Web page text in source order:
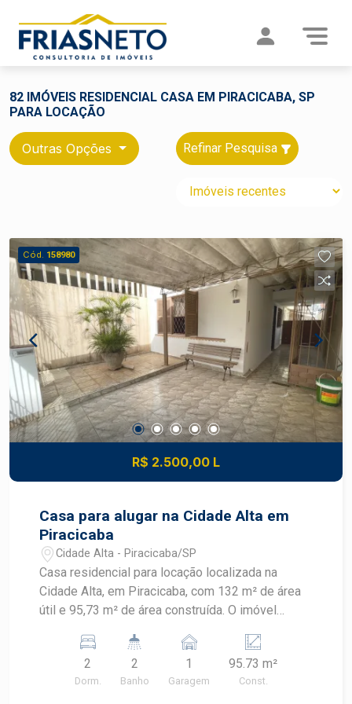
82 IMÓVEIS RESIDENCIAL CASA EM PIRACICABA, SP
PARA LOCAÇÃO
Outras Opções Refinar Pesquisa
Cód. 158980
R$ 2.500,00 L
Casa para alugar na Cidade Alta em
Piracicaba
Cidade Alta - Piracicaba/SP
Casa residencial para locação localizada na
Cidade Alta, em Piracicaba, com 132 m² de área
útil e 95,73 m² de área construída. O imóvel
armários, oferecendo praticidade em localização
estratégica. CARACTERÍSTICAS DO IMÓVEL -
Área útil de 132 m² - Área construída de 95,73 m²
2
Dorm.
2
Banho
1
Garagem
95.73 m²
Const.